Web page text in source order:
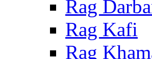
Rag
Rag Kafi
Rag